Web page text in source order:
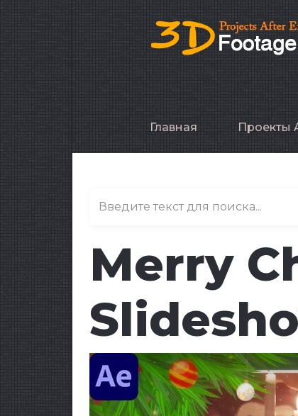
Главная Проекты
Merry